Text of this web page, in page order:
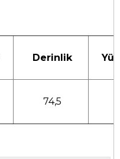
Derinlik
74,5